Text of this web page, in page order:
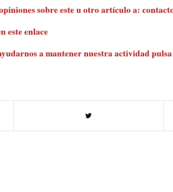
sobre este u otro artículo a:
este enlace
a mantener nuestra actividad